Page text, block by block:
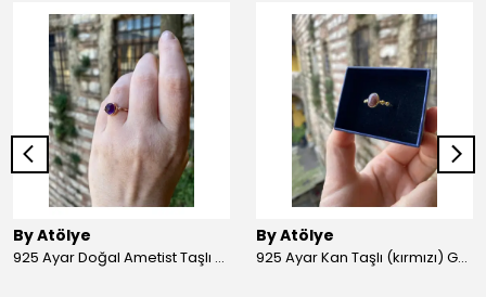
By Atölye
925 Ayar Doğal Ametist Taşlı Yuvarlak Gümüş Yüzük
By Atölye
925 Ayar Kan Taşlı (kırmızı) Gümüş Yüzük